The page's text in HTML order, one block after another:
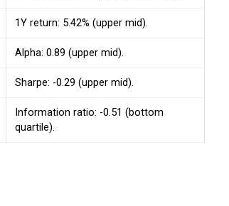
1Y return: 5.42% (upper mid).
Alpha: 0.89 (upper mid).
Sharpe: -0.29 (upper mid).
Information ratio: -0.51 (bottom
quartile).